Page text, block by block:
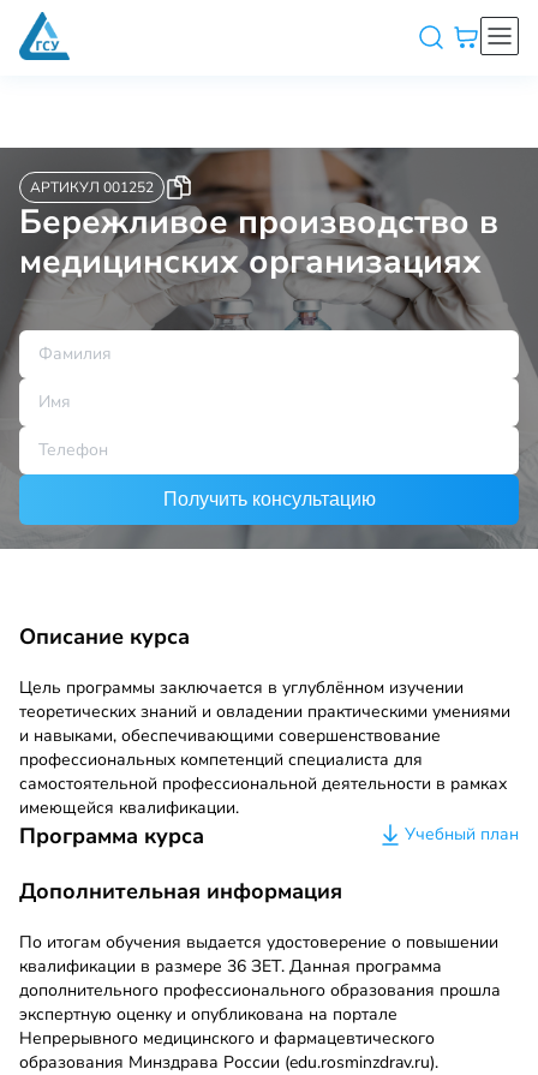
АРТИКУЛ 001252
Бережливое производство в
медицинских организациях
Получить консультацию
Описание курса
Цель программы заключается в углублённом изучении
теоретических знаний и овладении практическими умениями
и навыками, обеспечивающими совершенствование
профессиональных компетенций специалиста для
самостоятельной профессиональной деятельности в рамках
имеющейся квалификации.
Программа курса Учебный план
Дополнительная информация
По итогам обучения выдается удостоверение о повышении
квалификации в размере 36 ЗЕТ. Данная программа
дополнительного профессионального образования прошла
экспертную оценку и опубликована на портале
Непрерывного медицинского и фармацевтического
образования Минздрава России (edu.rosminzdrav.ru).